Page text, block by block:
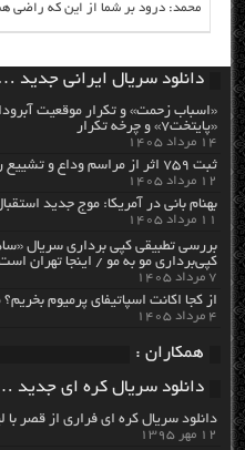
محمد: درود بر شما از این که راضی
دانلود سریال ایرانی جدید …
«اسباب زحمت» و تکرار موقعیت
«پایتخت۷» و چرخه تکرار
۱۴ مرداد ۱۴۰۵
ثبت ۷۵۹ اثر از مراسم وداع و تشییع رهبر شهید انقلاب
۱۲ مرداد ۱۴۰۵
بهنام بانی در آمریکا: موج جدید
۱۱ مرداد ۱۴۰۵
بررسی تطبیقی کپی برداری سریال
کپی‌برداری مو به مو / اینجا تهران
۷ مرداد ۱۴۰۵
از کجا اکانت اسپاتیفای پرمیوم بخریم؟ معرفی ۴ فروشگاه
۴ مرداد ۱۴۰۵
همکاران :
دانلود سریال کره ای جدید
دانلود سریال کره ای فراری از قصر
۱۲ مهر ۱۳۹۵